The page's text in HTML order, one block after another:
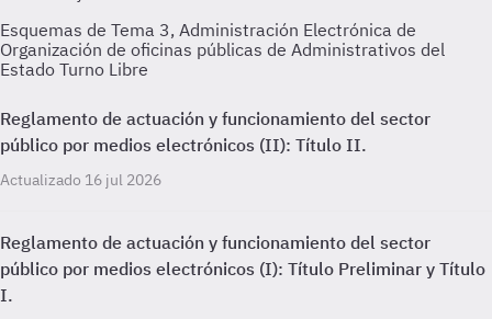
Esquemas de Tema 3, Administración Electrónica de
Organización de oficinas públicas de Administrativos del
Estado Turno Libre
Reglamento de actuación y funcionamiento del sector
público por medios electrónicos (II): Título II.
Actualizado 16 jul 2026
Reglamento de actuación y funcionamiento del sector
público por medios electrónicos (I): Título Preliminar y Título
I.